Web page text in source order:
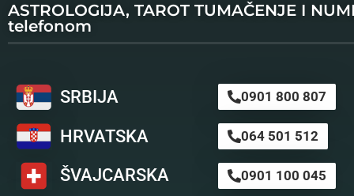
ASTROLOGIJA, TAROT TUMAČENJE I
telefonom
SRBIJA 0901 800 807
HRVATSKA 064 501 512
ŠVAJCARSKA 0901 100 045